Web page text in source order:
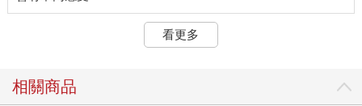
看更多
相關商品